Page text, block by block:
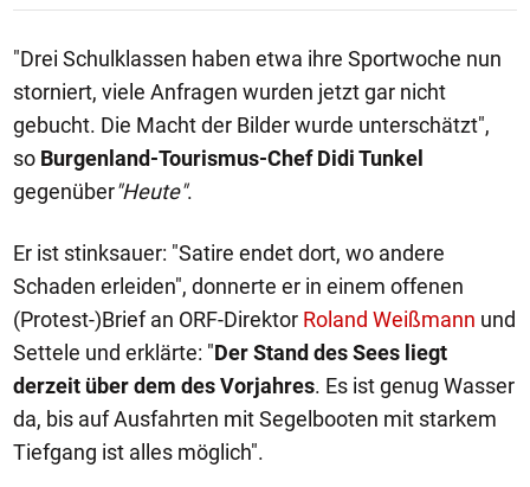
"Drei Schulklassen haben etwa ihre Sportwoche nun
storniert, viele Anfragen wurden jetzt gar nicht
gebucht. Die Macht der Bilder wurde unterschätzt",
so Burgenland-Tourismus-Chef Didi Tunkel
gegenüber"Heute".
Er ist stinksauer: "Satire endet dort, wo andere
Schaden erleiden", donnerte er in einem offenen
(Protest-)Brief an ORF-Direktor Roland Weißmann und
Settele und erklärte: "Der Stand des Sees liegt
derzeit über dem des Vorjahres. Es ist genug Wasser
da, bis auf Ausfahrten mit Segelbooten mit starkem
Tiefgang ist alles möglich".